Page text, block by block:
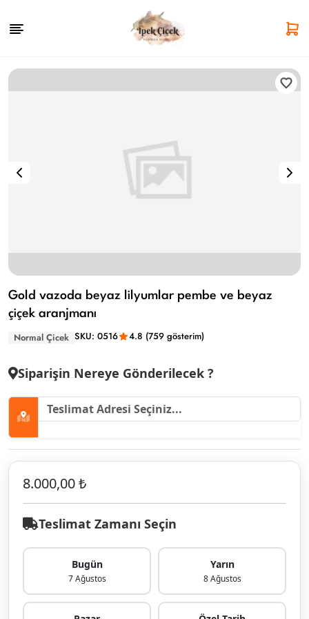
Gold vazoda beyaz lilyumlar pembe ve beyaz
çiçek aranjmanı
Normal Çicek SKU: 0516 4.8 (759 gösterim)
Siparişin Nereye Gönderilecek ?
8.000,00 ₺
Teslimat Zamanı Seçin
Bugün
7 Ağustos
Yarın
8 Ağustos